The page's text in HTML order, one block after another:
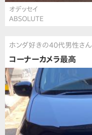
オデッセイ
ABSOLUTE
ホンダ好きの40代男性さん
コーナーカメラ最高